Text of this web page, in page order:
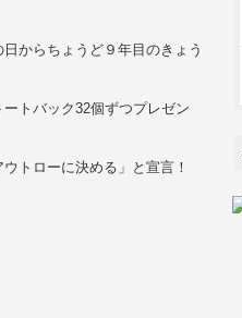
からちょうど９年目のきょう
トバック32個ずつプレゼン
トローに決める」と宣言！